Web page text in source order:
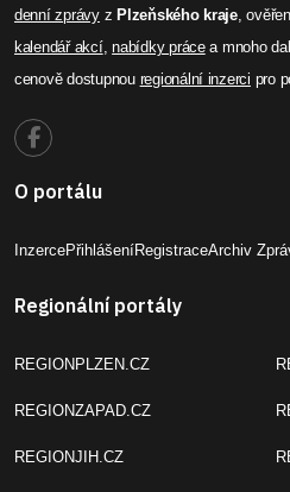
denní zprávyz Plzeňského kraje,
kalendář akcí,nabídky prácea mnoho
cenově dostupnou regionální inzerci pro
O portálu
InzercePřihlášeníRegistraceArchiv
Regionální portály
REGIONPLZEN.CZ
REGIONZAPAD.CZ
REGIONJIH.CZ